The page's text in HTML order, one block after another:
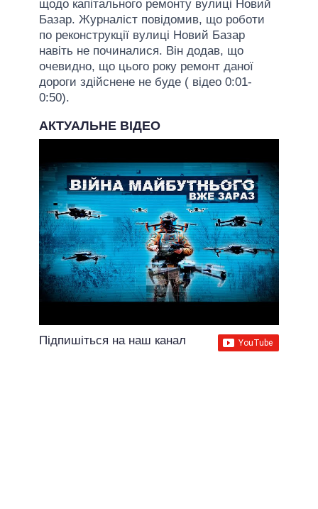
щодо капітального ремонту вулиці Новий
Базар. Журналіст повідомив, що роботи
по реконструкції вулиці Новий Базар
навіть не починалися. Він додав, що
очевидно, що цього року ремонт даної
дороги здійснене не буде ( відео 0:01-
0:50).
АКТУАЛЬНЕ ВІДЕО
Підпишіться на наш канал